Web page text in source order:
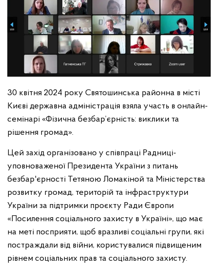
30 квітня 2024 року Святошинська районна в місті
Києві державна адміністрація взяла участь в онлайн-
семінарі «Фізична безбар’єрність: виклики та
рішення громад».
Цей захід організовано у співпраці Радниці-
уповноваженої Президента України з питань
безбар'єрності Тетяною Ломакіной та Міністерства
розвитку громад, територій та інфраструктури
України за підтримки проєкту Ради Європи
«Посилення соціального захисту в Україні», що має
на меті посприяти, щоб вразливі соціальні групи, які
постраждали від війни, користувалися підвищеним
рівнем соціальних прав та соціального захисту.